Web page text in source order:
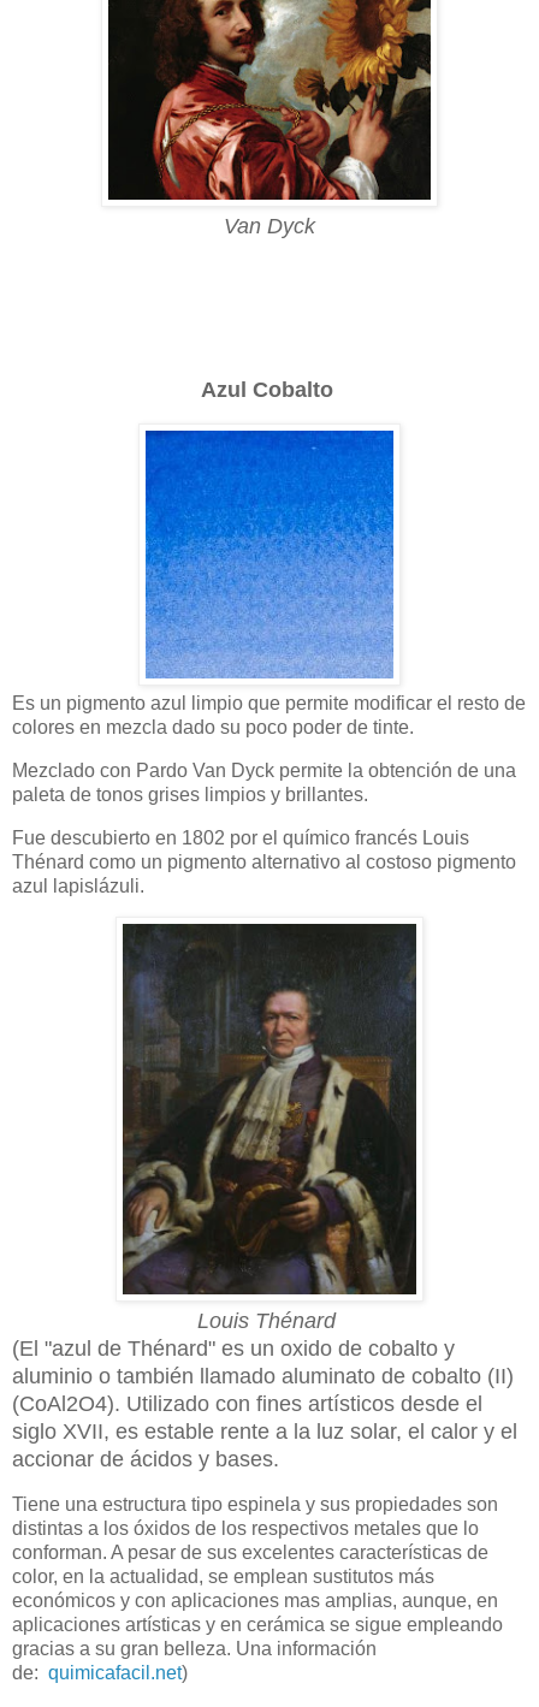
Van Dyck
Azul Cobalto
Es un pigmento azul limpio que permite modificar el resto de
colores en mezcla dado su poco poder de tinte.
Mezclado con Pardo Van Dyck permite la obtención de una
paleta de tonos grises limpios y brillantes.
Fue descubierto en 1802 por el químico francés Louis
Thénard como un pigmento alternativo al costoso pigmento
azul lapislázuli.
Louis Thénard
(El "azul de Thénard" es un oxido de cobalto y
aluminio o también llamado aluminato de cobalto (II)
(CoAl2O4). Utilizado con fines artísticos desde el
siglo XVII, es estable rente a la luz solar, el calor y el
accionar de ácidos y bases.
Tiene una estructura tipo espinela y sus propiedades son
distintas a los óxidos de los respectivos metales que lo
conforman. A pesar de sus excelentes características de
color, en la actualidad, se emplean sustitutos más
económicos y con aplicaciones mas amplias, aunque, en
aplicaciones artísticas y en cerámica se sigue empleando
gracias a su gran belleza. Una información
de: quimicafacil.net)